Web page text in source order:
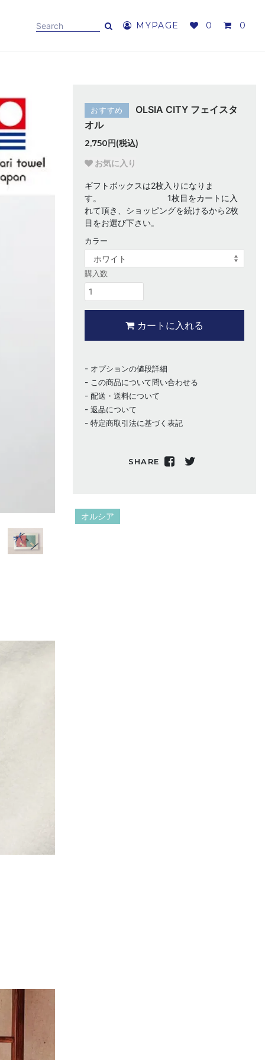
MYPAGE 0 0
おすすめ
OLSIA CITY フェイスタ
オル
2,750円(税込)
お気に入り
ギフトボックスは2枚入りになりま
す。 1枚目をカートに入
れて頂き、ショッピングを続けるから2枚
目をお選び下さい。
カラー
購入数
カートに入れる
オプションの値段詳細
この商品について問い合わせる
配送・送料について
返品について
特定商取引法に基づく表記
SHARE
オルシア